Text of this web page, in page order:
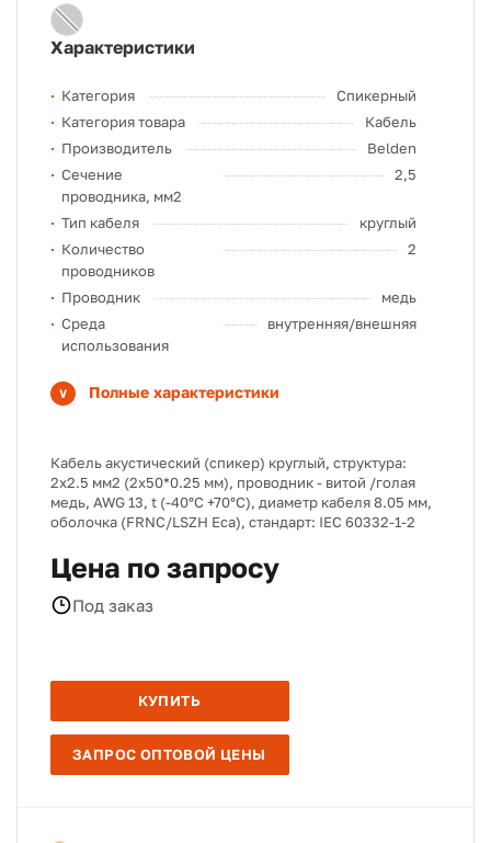
Характеристики
Категория
Спикерный
Категория товара
Кабель
Производитель
Belden
Сечение
проводника, мм2
2,5
Тип кабеля
круглый
Количество
проводников
2
Проводник
медь
Среда
использования
внутренняя/внешняя
Полные характеристики
Кабель акустический (спикер) круглый, структура:
2х2.5 мм2 (2х50*0.25 мм), проводник - витой /голая
медь, AWG 13, t (-40°C +70°C), диаметр кабеля 8.05 мм,
оболочка (FRNC/LSZH Eca), стандарт: IEC 60332-1-2
Цена по запросу
Под заказ
КУПИТЬ
ЗАПРОС ОПТОВОЙ ЦЕНЫ